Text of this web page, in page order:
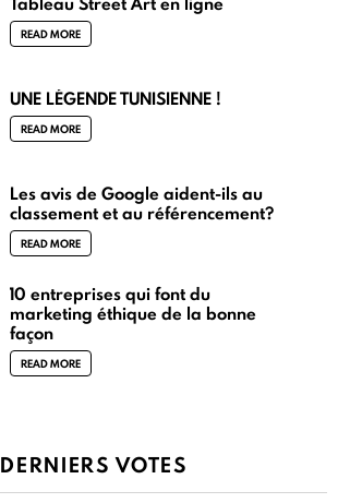
READ MORE
UNE LÉGENDE TUNISIENNE !
READ MORE
Les avis de Google aident-ils au
classement et au référencement?
READ MORE
10 entreprises qui font du
marketing éthique de la bonne
façon
READ MORE
DERNIERS VOTES